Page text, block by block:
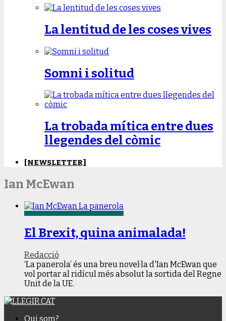
La lentitud de les coses vives
Somni i solitud
La trobada mítica entre dues
llegendes del còmic
[NEWSLETTER]
Ian McEwan
El Brexit, quina animalada!
Redacció
‘La panerola’ és una breu novel·la d'Ian McEwan que
vol portar al ridícul més absolut la sortida del Regne
Unit de la UE.
Qui som?